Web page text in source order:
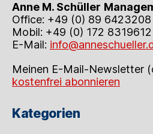
Anne M. Schüller
Office: +49 (0) 89 6423208
Mobil: +49 (0) 172 8319612
E-Mail:
Meinen E-Mail-Newsletter
kostenfrei abonnieren
Kategorien